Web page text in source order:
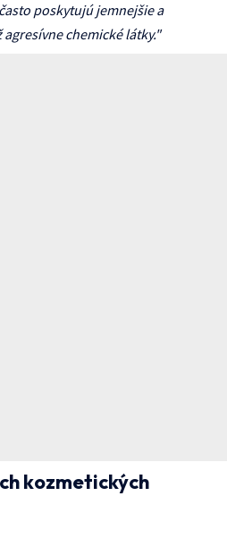
poskytujú jemnejšie a
chemické látky."
kozmetických